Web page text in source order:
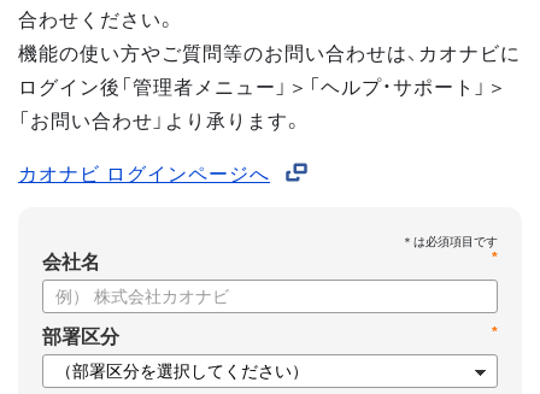
合わせください。
機能の使い方やご質問等のお問い合わせは、カオナビに
ログイン後「管理者メニュー」＞「ヘルプ・サポート」＞
「お問い合わせ」より承ります。
カオナビ ログインページへ
*
会社名
*
部署区分